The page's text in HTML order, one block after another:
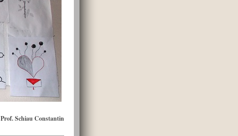
Prof. Schiau Constantin